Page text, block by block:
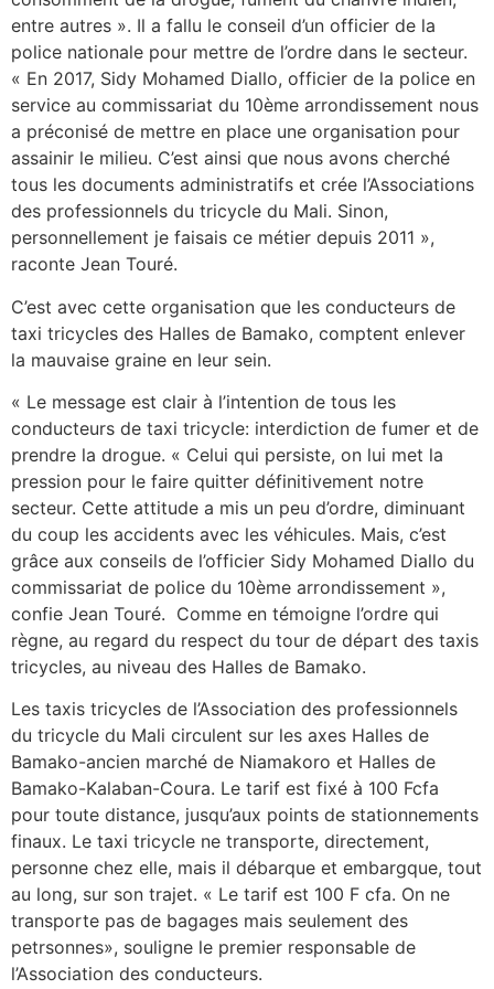
entre autres ». Il a fallu le conseil d’un officier de la
police nationale pour mettre de l’ordre dans le secteur.
« En 2017, Sidy Mohamed Diallo, officier de la police en
service au commissariat du 10ème arrondissement nous
a préconisé de mettre en place une organisation pour
assainir le milieu. C’est ainsi que nous avons cherché
tous les documents administratifs et crée l’Associations
des professionnels du tricycle du Mali. Sinon,
personnellement je faisais ce métier depuis 2011 »,
raconte Jean Touré.
C’est avec cette organisation que les conducteurs de
taxi tricycles des Halles de Bamako, comptent enlever
la mauvaise graine en leur sein.
« Le message est clair à l’intention de tous les
conducteurs de taxi tricycle: interdiction de fumer et de
prendre la drogue. « Celui qui persiste, on lui met la
pression pour le faire quitter définitivement notre
secteur. Cette attitude a mis un peu d’ordre, diminuant
du coup les accidents avec les véhicules. Mais, c’est
grâce aux conseils de l’officier Sidy Mohamed Diallo du
commissariat de police du 10ème arrondissement »,
confie Jean Touré. Comme en témoigne l’ordre qui
règne, au regard du respect du tour de départ des taxis
tricycles, au niveau des Halles de Bamako.
Les taxis tricycles de l’Association des professionnels
du tricycle du Mali circulent sur les axes Halles de
Bamako-ancien marché de Niamakoro et Halles de
Bamako-Kalaban-Coura. Le tarif est fixé à 100 Fcfa
pour toute distance, jusqu’aux points de stationnements
finaux. Le taxi tricycle ne transporte, directement,
personne chez elle, mais il débarque et embargque, tout
au long, sur son trajet. « Le tarif est 100 F cfa. On ne
transporte pas de bagages mais seulement des
petrsonnes», souligne le premier responsable de
l’Association des conducteurs.